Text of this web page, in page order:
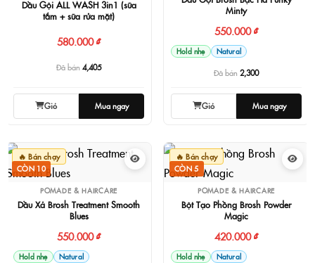
Dầu Gội ALL WASH 3in1 (sữa
tắm + sữa rửa mặt)
580.000 ₫
Đã bán 4,405
Giỏ Mua ngay
Minty
550.000 ₫
Hold nhẹ Natural
Đã bán 2,300
Giỏ Mua ngay
🔥 Bán chạy
CÒN 10
POMADE & HAIRCARE
Dầu Xả Brosh Treatment Smooth
Blues
550.000 ₫
Hold nhẹ Natural
🔥 Bán chạy
CÒN 5
POMADE & HAIRCARE
Bột Tạo Phồng Brosh Powder
Magic
420.000 ₫
Hold nhẹ Natural